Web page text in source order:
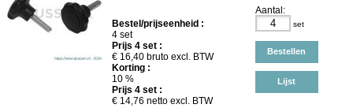
Bestel/prijseenheid :
4 set
Prijs 4set :
€ 16,40bruto excl. BTW
Korting :
10 %
Prijs 4set :
€ 14,76 netto excl. BTW
Aantal:
set
Bestellen
Lijst